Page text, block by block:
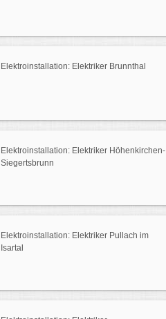
Elektroinstallation: Elektriker Brunnthal
Elektroinstallation: Elektriker Höhenkirchen-
Siegertsbrunn
Elektroinstallation: Elektriker Pullach im
Isartal